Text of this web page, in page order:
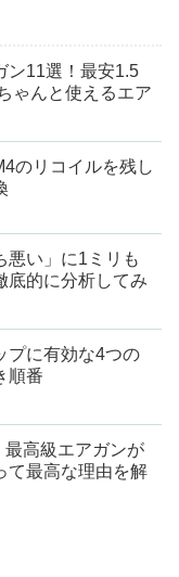
ン11選！最安1.5
ゃんと使えるエア
のリコイルを残し
悪い」に1ミリも
底的に分析してみ
プに有効な4つの
順番
高級エアガンが
て最高な理由を解